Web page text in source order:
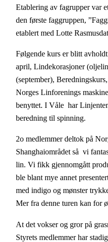
Etablering av fagrupper var
den første faggruppen,
etablert med Lotte
Følgende kurs er blitt
april, Lindekorasjoner
(september),
Norges Linforenings
benyttet. I Våle har
beredning til spinning.
2o medlemmer deltok på
Shanghaiområdet så vi
lin. Vi fikk gjennomgått
ble blant mye annet
med indigo og mønster
Mer fra denne turen kan for
At det vokser og gror på
Styrets medlemmer har